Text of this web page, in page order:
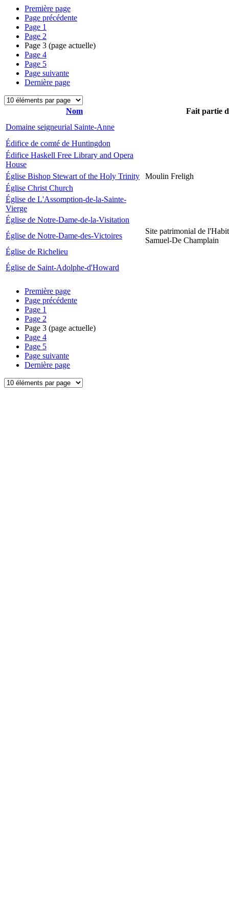
Première page
Page précédente
Page 1
Page 2
Page 3 (page actuelle)
Page 4
Page 5
Page suivante
Dernière page
Nom
Fait partie
Domaine seigneurial Sainte-Anne
Édifice de comté de Huntingdon
Édifice Haskell Free Library and Opera
House
Église Bishop Stewart of the Holy Trinity
Moulin Freligh
Église Christ Church
Église de L'Assomption-de-la-Sainte-
Vierge
Église de Notre-Dame-de-la-Visitation
Église de Notre-Dame-des-Victoires
Site patrimonial de
Samuel-De Champlain
Église de Richelieu
Église de Saint-Adolphe-d'Howard
Première page
Page précédente
Page 1
Page 2
Page 3 (page actuelle)
Page 4
Page 5
Page suivante
Dernière page